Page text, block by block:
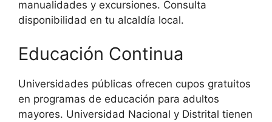
manualidades y excursiones. Consulta
disponibilidad en tu alcaldía local.
Educación Continua
Universidades públicas ofrecen cupos gratuitos
en programas de educación para adultos
mayores. Universidad Nacional y Distrital tienen